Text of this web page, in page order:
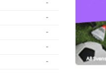
-
-
-
-
-